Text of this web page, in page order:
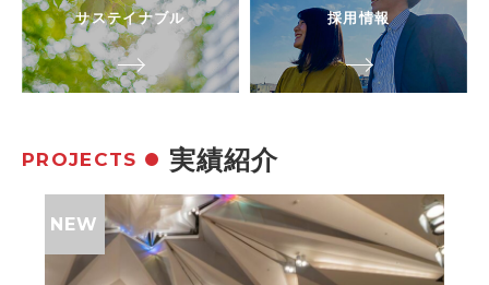
サステイナブル 採⽤情報
PROJECTS 実績紹介